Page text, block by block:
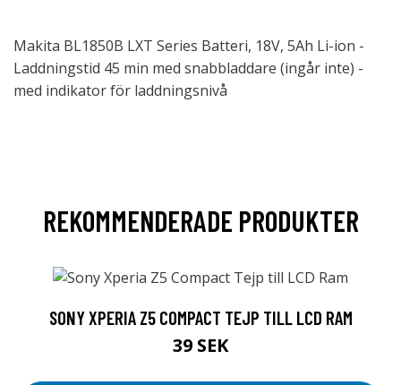
Makita BL1850B LXT Series Batteri, 18V, 5Ah Li-ion -
Laddningstid 45 min med snabbladdare (ingår inte) -
med indikator för laddningsnivå
REKOMMENDERADE PRODUKTER
SONY XPERIA Z5 COMPACT TEJP TILL LCD RAM
39 SEK